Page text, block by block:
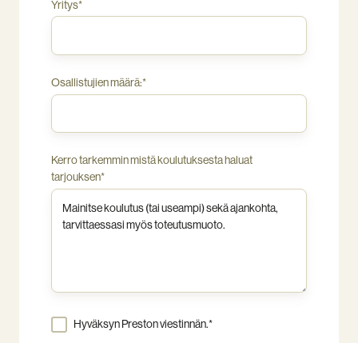
Yritys*
Osallistujien määrä:*
Kerro tarkemmin mistä koulutuksesta haluat
tarjouksen*
Hyväksyn Preston viestinnän.*